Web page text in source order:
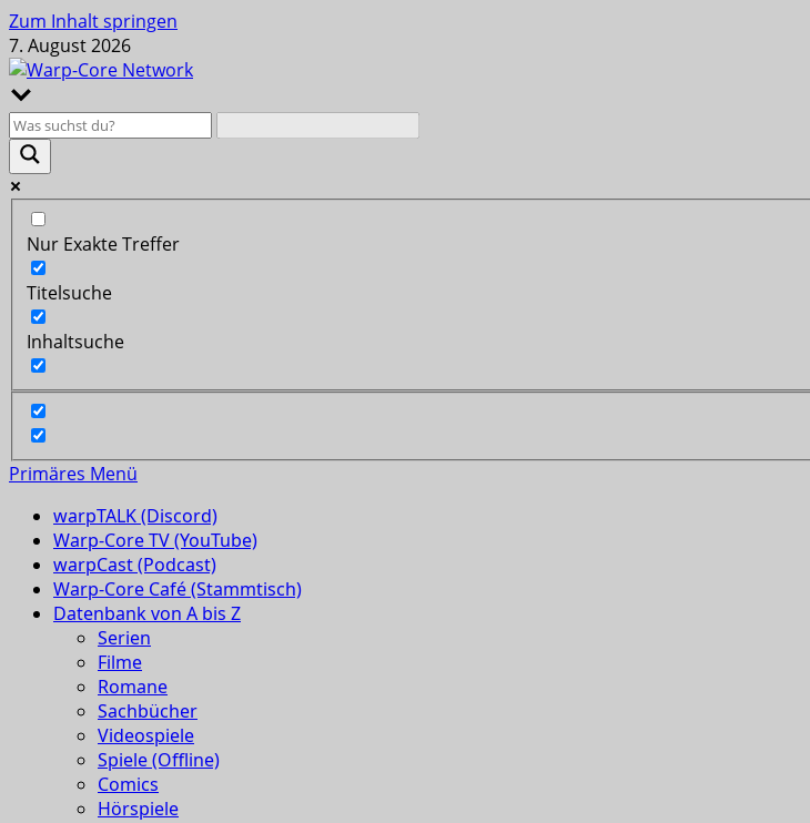
Zum Inhalt springen
7. August 2026
Nur Exakte Treffer
Titelsuche
Inhaltsuche
Primäres Menü
warpTALK (Discord)
Warp-Core TV (YouTube)
warpCast (Podcast)
Warp-Core Café (Stammtisch)
Datenbank von A bis Z
Serien
Filme
Romane
Sachbücher
Videospiele
Spiele (Offline)
Comics
Hörspiele